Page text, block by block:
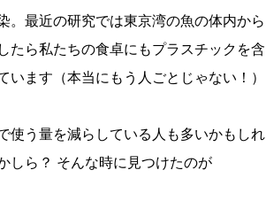
。最近の研究では東京湾の魚の体内から
たら私たちの食卓にもプラスチックを含
ます（本当にもう人ごとじゃない！）
使う量を減らしている人も多いかもしれ
しら？ そんな時に見つけたのが